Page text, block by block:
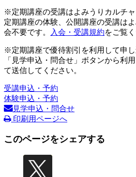
※定期講座の受講はよみうりカルチャ
定期講座の体験、公開講座の受講は
会不要です。
入会・受講規約をご覧く
※定期講座で優待割引を利用して申し
「見学申込・問合せ」ボタンから利
て送信してください。
受講申込・予約
体験申込・予約
見学申込・問合せ
印刷用ページへ
このページをシェアする